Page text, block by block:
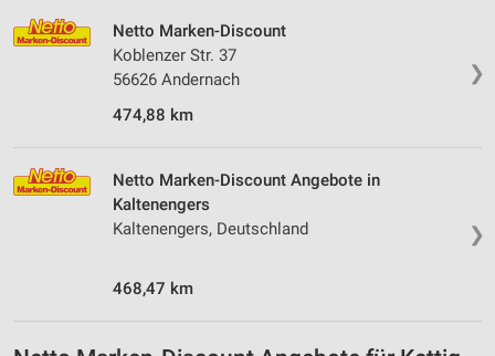
❯
Netto Marken-Discount
Koblenzer Str. 37
56626 Andernach
474,88 km
❯
Netto Marken-Discount Angebote in
Kaltenengers
Kaltenengers, Deutschland
468,47 km